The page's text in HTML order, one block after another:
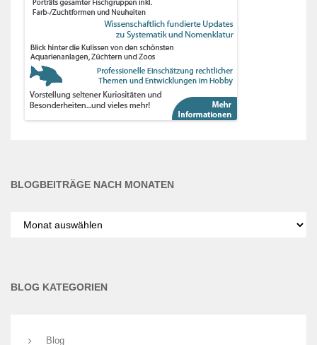
BLOGBEITRÄGE NACH MONATEN
nach
BLOG KATEGORIEN
Blog